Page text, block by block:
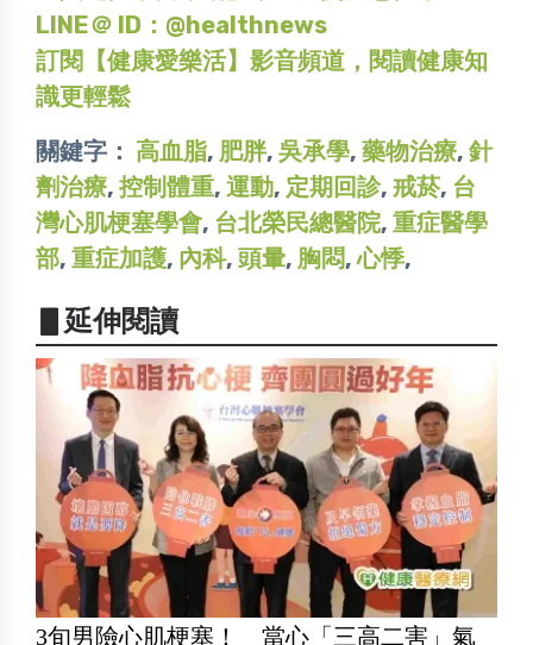
LINE＠ ID：@healthnews
訂閱【健康愛樂活】影音頻道，閱讀健康知
識更輕鬆
關鍵字： 高血脂, 肥胖, 吳承學, 藥物治療, 針
劑治療, 控制體重, 運動, 定期回診, 戒菸, 台
灣心肌梗塞學會, 台北榮民總醫院, 重症醫學
部, 重症加護, 內科, 頭暈, 胸悶,心悸,
▋延伸閱讀
3旬男險心肌梗塞！ 當心「三高二害」氣